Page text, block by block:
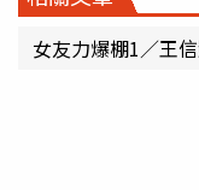
女友力爆棚1／王